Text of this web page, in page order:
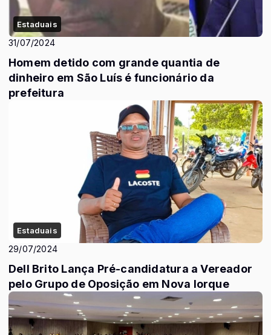
Estaduais
31/07/2024
Homem detido com grande quantia de
dinheiro em São Luís é funcionário da
prefeitura
Estaduais
29/07/2024
Dell Brito Lança Pré-candidatura a Vereador
pelo Grupo de Oposição em Nova Iorque